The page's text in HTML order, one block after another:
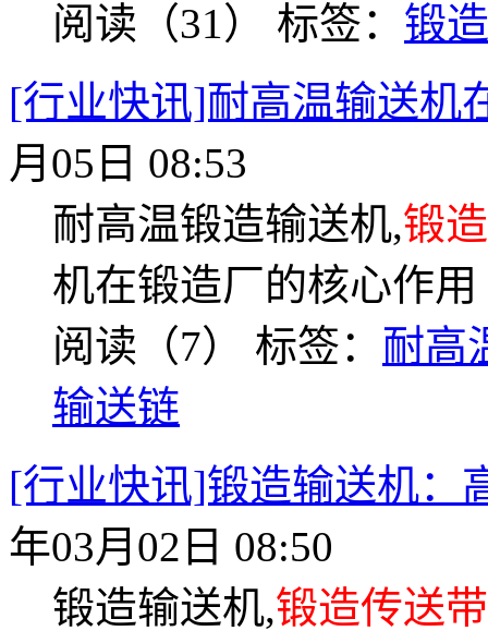
阅读（31） 标签： 锻
[行业快讯]耐高温输送机
月05日 08:53
耐高温锻造输送机,锻
机在锻造厂的核心作用
阅读（7） 标签： 耐高
输送链
[行业快讯]锻造输送机：
年03月02日 08:50
锻造输送机,锻造传送带